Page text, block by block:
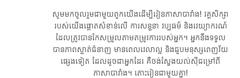
សូមមកចូលរួមជាមួយពួកយើងដើម្បីរៀនភាសាបារាំង! វគ្គសិក្សា
របស់យើងផ្តោតសំខាន់លើ ការសន្ទនា វប្បធម៌ និងវេយ្យាករណ៍
ដែលត្រូវបានកែសម្រួលតាមតម្រូវការរបស់អ្នក។ អ្នកនឹងទទួល
បានភាពស្ទាត់ជំនាញ មានពេលវេលាល្អ និងជួបមនុស្សពេញវ័យ
ផ្សេងទៀត ដែលដូចជាអ្នកដែរ គឺចង់ស្វែងយល់ស៊ីជម្រៅពី
ភាសាបារាំង។ តោះរៀនជាមួយគ្នា!